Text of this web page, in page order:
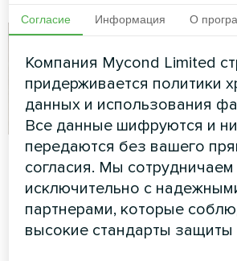
Частный дом
Сплит-тепловой насос Artic
Home серии Smart
Сплит-
Согласие Информация О
Компания Mycond Limited
придерживается политики
данных и использования
Все данные шифруются и
передаются без вашего
согласия. Мы сотрудничаем
исключительно с
партнерами, которые
высокие стандарты защиты